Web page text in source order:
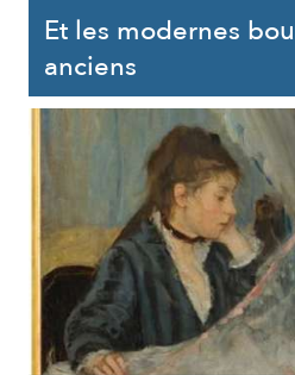
Et les modernes
anciens